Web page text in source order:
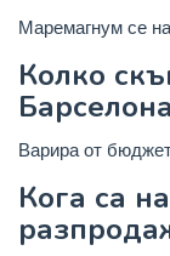
Маремагнум се
Колко
Варира от
Кога са